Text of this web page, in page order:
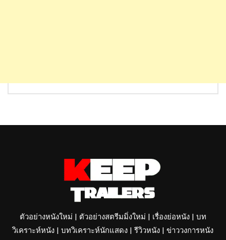
ตัวอย่างหนังใหม่ | ตัวอย่างสตรีมมิ่งใหม่ | เรื่องย่อหนัง | บท
วิเคราะห์หนัง | บทวิเคราะห์นักแสดง | รีวิวหนัง | ข่าววงการหนัง